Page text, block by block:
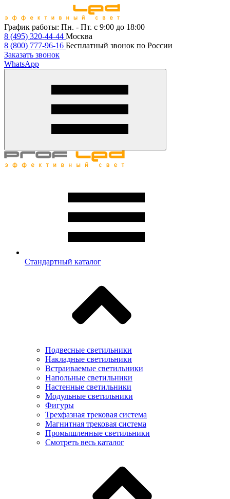
График работы: Пн. - Пт. с 9:00 до 18:00
8 (495) 320-44-44 Москва
8 (800) 777-96-16 Бесплатный звонок по России
Заказать звонок
WhatsApp
Стандартный каталог
Подвесные светильники
Накладные светильники
Встраиваемые светильники
Напольные светильники
Настенные светильники
Модульные светильники
Фигуры
Трехфазная трековая система
Магнитная трековая система
Промышленные светильники
Смотреть весь каталог